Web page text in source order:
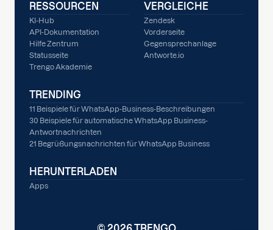
RESSOURCEN
KI-Hub
API-Dokumentation
Hilfe Zentrum
Statusseite
Trengo Akademie
VERGLEICHE
Zendesk
Vorderseite
Gegensprechanlage
Antworte.io
TRENDING
11 Beispiele für WhatsApp-Business-Beschreibungen
30 Beispiele für automatische WhatsApp Business-
Antwortnachrichten
21 Begrüßungsnachrichten für WhatsApp Business
HERUNTERLADEN
Apps